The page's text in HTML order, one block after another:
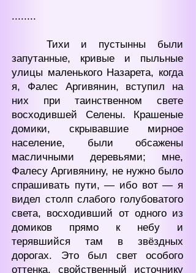
........
Тихи и пустынны были
запутанные, кривые и пыльные
улицы маленького Назарета, когда
я, Фалес Аргивянин, вступил на
них при таинственном свете
восходившей Селены. Крашеные
домики, скрывавшие мирное
население, были обсажены
масличными деревьями; мне,
Фалесу Аргивянину, не нужно было
спрашивать пути, — ибо вот — я
видел столп слабого голубоватого
света, восходивший от одного из
домиков прямо к небу и
терявшийся там в звёздных
дорогах. Это был свет особого
оттенка, свойственный источнику